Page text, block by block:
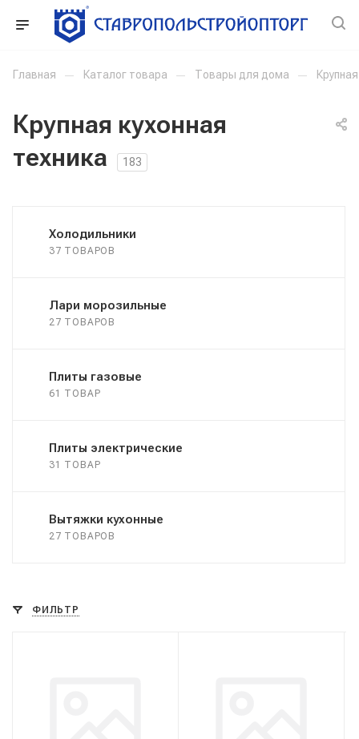
Главная — Каталог товара — Товары для дома —
Крупная кухонная
техника
183
Холодильники
37 ТОВАРОВ
Лари морозильные
27 ТОВАРОВ
Плиты газовые
61 ТОВАР
Плиты электрические
31 ТОВАР
Вытяжки кухонные
27 ТОВАРОВ
ФИЛЬТР